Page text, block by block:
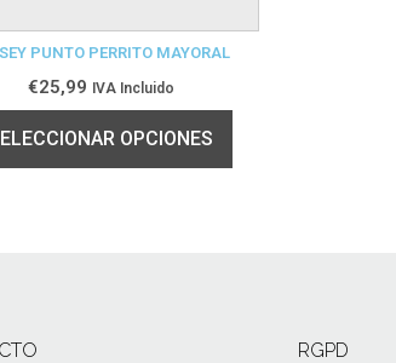
PUNTO PERRITO MAYORAL
€25,99 IVA Incluido
OPCIONES
RGPD